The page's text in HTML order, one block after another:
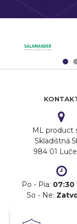
1
ML product
Skladištná
984 01
Po - Pia: 07:30
So - Ne: